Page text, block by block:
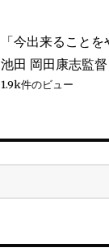
「今出来ること
池田 岡田康志監督
1.9k件のビュー